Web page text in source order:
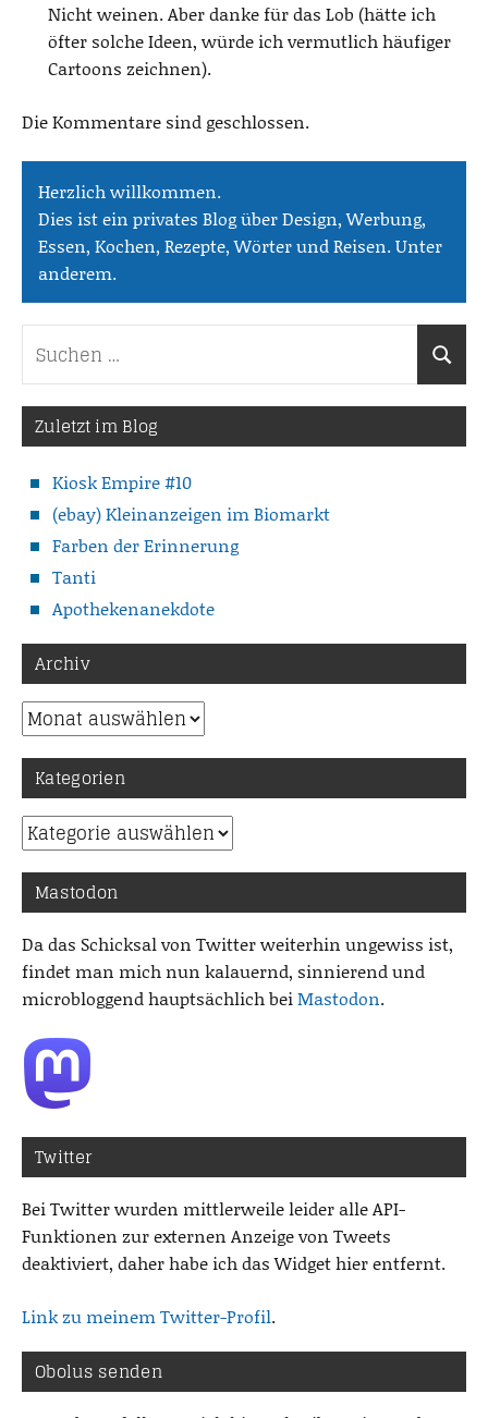
Nicht weinen. Aber danke für das Lob (hätte ich
öfter solche Ideen, würde ich vermutlich häufiger
Cartoons zeichnen).
Die Kommentare sind geschlossen.
Herzlich willkommen.
Dies ist ein privates Blog über Design, Werbung,
Essen, Kochen, Rezepte, Wörter und Reisen. Unter
anderem.
Zuletzt im Blog
Kiosk Empire #10
(ebay) Kleinanzeigen im Biomarkt
Farben der Erinnerung
Tanti
Apothekenanekdote
Archiv
Archiv
Kategorien
Kategorien
Mastodon
Da das Schicksal von Twitter weiterhin ungewiss ist,
findet man mich nun kalauernd, sinnierend und
microbloggend hauptsächlich beiMastodon.
Twitter
Bei Twitter wurden mittlerweile leider alle API-
Funktionen zur externen Anzeige von Tweets
deaktiviert, daher habe ich das Widget hier entfernt.
Link zu meinem Twitter-Profil.
Obolus senden